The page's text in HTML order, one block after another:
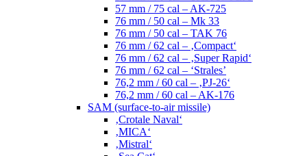
57 mm / 75 cal – AK-725
76 mm / 50 cal – Mk 33
76 mm / 50 cal – TAK 76
76 mm / 62 cal – ‚Compact‘
76 mm / 62 cal – ‚Super Rapid‘
76 mm / 62 cal – ‘Strales’
76,2 mm / 60 cal – ‚PJ-26‘
76,2 mm / 60 cal – AK-176
SAM (surface-to-air missile)
‚Crotale Naval‘
‚MICA‘
‚Mistral‘